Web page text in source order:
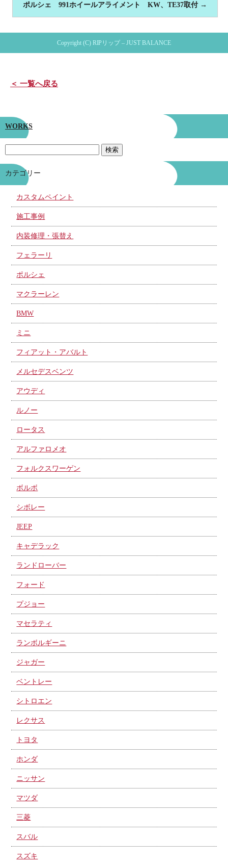
ポルシェ 991ホイールアライメント KW、TE37取付 →
Copyright (C) RIPリップ – JUST BALANCE
＜ 一覧へ戻る
WORKS
カテゴリー
カスタムペイント
施工事例
内装修理・張替え
フェラーリ
ポルシェ
マクラーレン
BMW
ミニ
フィアット・アバルト
メルセデスベンツ
アウディ
ルノー
ロータス
アルファロメオ
フォルクスワーゲン
ボルボ
シボレー
JEEP
キャデラック
ランドローバー
フォード
プジョー
マセラティ
ランボルギーニ
ジャガー
ベントレー
シトロエン
レクサス
トヨタ
ホンダ
ニッサン
マツダ
三菱
スバル
スズキ